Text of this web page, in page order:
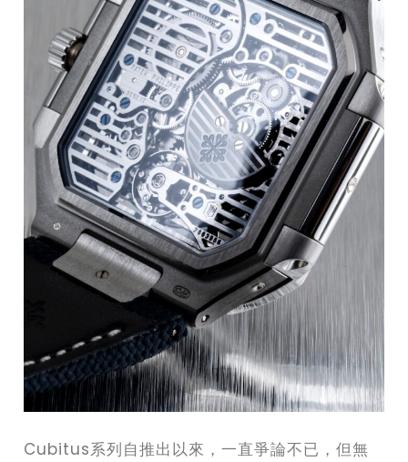
Cubitus系列自推出以來，一直爭論不已，但無